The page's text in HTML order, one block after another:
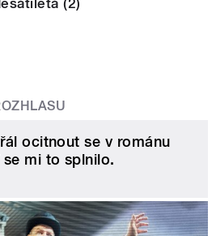
ocitnout se v románu
se mi to splnilo.